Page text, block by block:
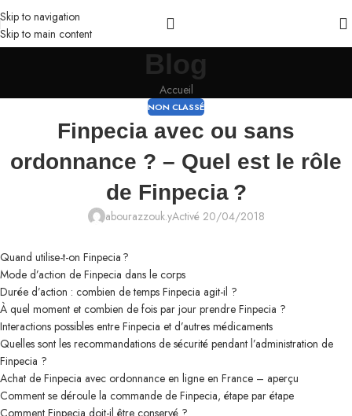
Skip to navigation
Skip to main content
Blog
Accueil
NON CLASSÉ
Finpecia avec ou sans
ordonnance ? – Quel est le rôle
de Finpecia ?
abourazzouk.yActivé 20/04/2018
Quand utilise-t-on Finpecia ?
Mode d’action de Finpecia dans le corps
Durée d’action : combien de temps Finpecia agit-il ?
À quel moment et combien de fois par jour prendre Finpecia ?
Interactions possibles entre Finpecia et d’autres médicaments
Quelles sont les recommandations de sécurité pendant l’administration de
Finpecia ?
Achat de Finpecia avec ordonnance en ligne en France – aperçu
Comment se déroule la commande de Finpecia, étape par étape